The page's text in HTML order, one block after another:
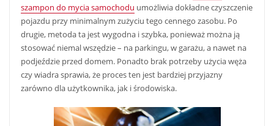
szampon do mycia samochodu umożliwia dokładne czyszczenie
pojazdu przy minimalnym zużyciu tego cennego zasobu. Po
drugie, metoda ta jest wygodna i szybka, ponieważ można ją
stosować niemal wszędzie – na parkingu, w garażu, a nawet na
podjeździe przed domem. Ponadto brak potrzeby użycia węża
czy wiadra sprawia, że proces ten jest bardziej przyjazny
zarówno dla użytkownika, jak i środowiska.